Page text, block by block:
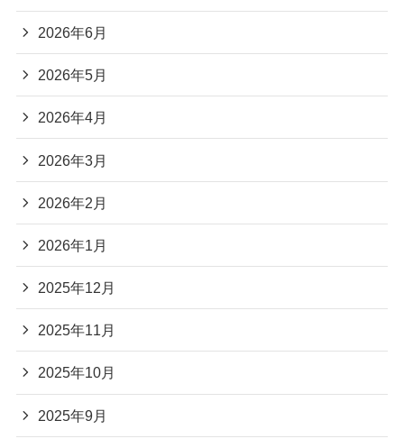
2026年6月
2026年5月
2026年4月
2026年3月
2026年2月
2026年1月
2025年12月
2025年11月
2025年10月
2025年9月